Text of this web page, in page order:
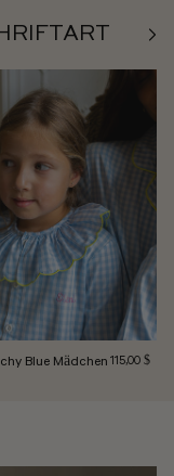
Blue Mädchen Regulärer
115,00 $